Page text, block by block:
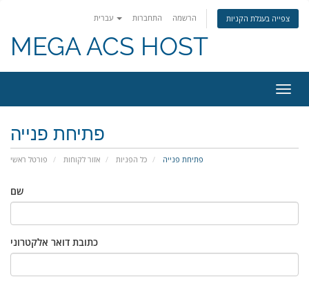
התחברות הרשמה צפייה בעגלת הקניות
MEGA ACS HOST
ניווט
פתיחת פנייה
פורטל ראשי אזור לקוחות כל הפניות פתיחת פנייה
שם
כתובת דואר אלקטרוני